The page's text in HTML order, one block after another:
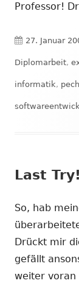
Professor!
Veröffentlicht
am
27. Januar
Diplomarbeit,
informatik, pech
Last
So, hab
Drückt mir
gefällt
weiter voran